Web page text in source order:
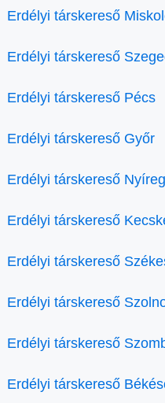
Erdélyi társkereső
Erdélyi társkereső
Erdélyi társkereső Pécs
Erdélyi társkereső Győr
Erdélyi társkereső
Erdélyi társkereső
Erdélyi társkereső
Erdélyi társkereső
Erdélyi társkereső
Erdélyi társkereső